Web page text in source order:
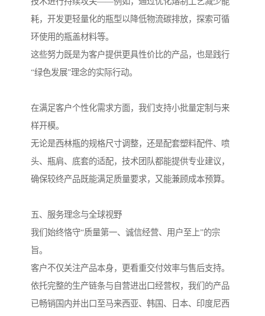
耗，开发更轻量化的瓶型以降低物流碳排放，探索可循
环使用的瓶盖材料等。
这些努力既是为客户提供更具性价比的产品，也是践行
“绿色发展”理念的实际行动。
在满足客户个性化需求方面，我们支持小批量定制与来
样开模。
无论是西林瓶的规格尺寸调整，还是配套塑料配件、喷
头、瓶肩、底套的适配，技术团队都能提供专业建议，
确保较终产品既能满足质量要求，又能兼顾成本预算。
五、服务理念与全球视野
我们始终恪守“质量第一、诚信经营、用户至上”的宗
旨。
客户不仅关注产品本身，更看重交付效率与售后支持。
依托完整的生产链条与自营进出口经营权，我们的产品
已畅销国内并出口至马来西亚、韩国、日本、印度尼西